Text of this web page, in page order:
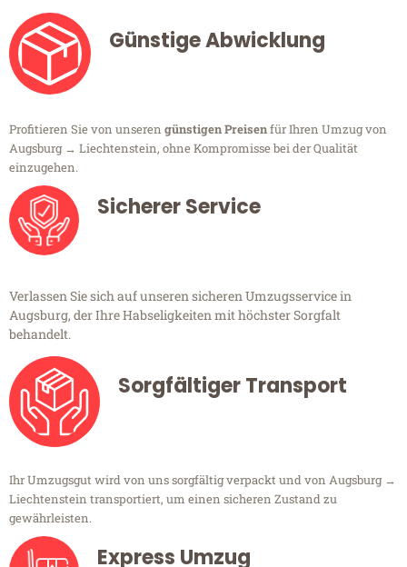
Günstige Abwicklung
Profitieren Sie von unseren günstigen Preisenfür Ihren Umzug von
Augsburg → Liechtenstein, ohne Kompromisse bei der Qualität
einzugehen.
Sicherer Service
Verlassen Sie sich auf unseren sicheren Umzugsservice in
Augsburg, der Ihre Habseligkeiten mit höchster Sorgfalt
behandelt.
Sorgfältiger Transport
Ihr Umzugsgut wird von uns sorgfältig verpackt und von Augsburg →
Liechtenstein transportiert, um einen sicheren Zustand zu
gewährleisten.
Express Umzug